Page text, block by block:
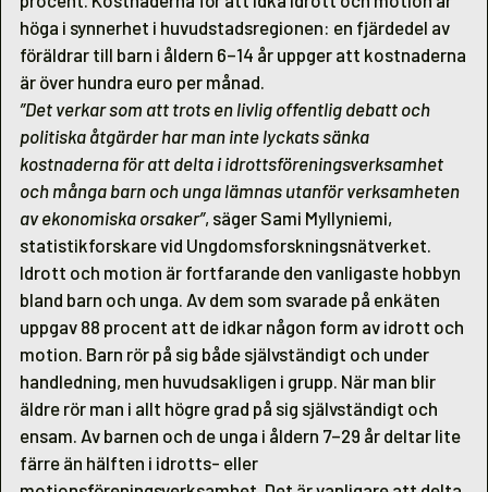
höga i synnerhet i huvudstadsregionen: en fjärdedel av
föräldrar till barn i åldern 6–14 år uppger att kostnaderna
är över hundra euro per månad.
”Det verkar som att trots en livlig offentlig debatt och
politiska åtgärder har man inte lyckats sänka
kostnaderna för att delta i idrottsföreningsverksamhet
och många barn och unga lämnas utanför verksamheten
av ekonomiska orsaker”, säger Sami Myllyniemi,
statistikforskare vid Ungdomsforskningsnätverket.
Idrott och motion är fortfarande den vanligaste hobbyn
bland barn och unga. Av dem som svarade på enkäten
uppgav 88 procent att de idkar någon form av idrott och
motion. Barn rör på sig både självständigt och under
handledning, men huvudsakligen i grupp. När man blir
äldre rör man i allt högre grad på sig självständigt och
ensam. Av barnen och de unga i åldern 7–29 år deltar lite
färre än hälften i idrotts- eller